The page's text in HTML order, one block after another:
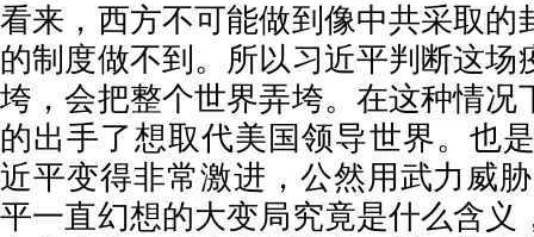
看来，西方不可能做到像中共采取的
的制度做不到。所以习近平判断这场
垮，会把整个世界弄垮。在这种情况
的出手了想取代美国领导世界。也
近平变得非常激进，公然用武力威
平一直幻想的大变局究竟是什么含义